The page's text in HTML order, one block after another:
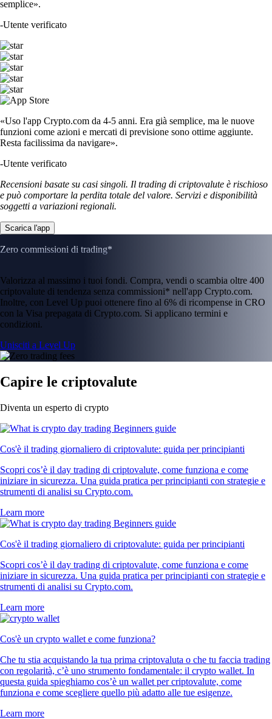
semplice».
-Utente verificato
«Uso l'app Crypto.com da 4-5 anni. Era già semplice, ma le nuove
funzioni come azioni e mercati di previsione sono ottime aggiunte.
Resta facilissima da navigare».
-Utente verificato
Recensioni basate su casi singoli. Il trading di criptovalute è rischioso
e può comportare la perdita totale del valore. Servizi e disponibilità
soggetti a variazioni regionali.
Scarica l'app
Zero commissioni di trading*
Valorizza al massimo i tuoi fondi. Compra, vendi o scambia oltre 400
criptovalute di tendenza senza commissioni* nell'app Crypto.com.
Inoltre, con Level Up puoi ottenere fino al 6% di ricompense in CRO
con la Visa prepagata di Crypto.com. Si applicano termini e
condizioni.
Unisciti a Level Up
Capire le criptovalute
Diventa un esperto di crypto
Cos'è il trading giornaliero di criptovalute: guida per principianti
Scopri cos’è il day trading di criptovalute, come funziona e come
iniziare in sicurezza. Una guida pratica per principianti con strategie e
strumenti di analisi su Crypto.com.
Learn more
Cos'è il trading giornaliero di criptovalute: guida per principianti
Scopri cos’è il day trading di criptovalute, come funziona e come
iniziare in sicurezza. Una guida pratica per principianti con strategie e
strumenti di analisi su Crypto.com.
Learn more
Cos'è un crypto wallet e come funziona?
Che tu stia acquistando la tua prima criptovaluta o che tu faccia trading
con regolarità, c’è uno strumento fondamentale: il crypto wallet. In
questa guida spieghiamo cos’è un wallet per criptovalute, come
funziona e come scegliere quello più adatto alle tue esigenze.
Learn more